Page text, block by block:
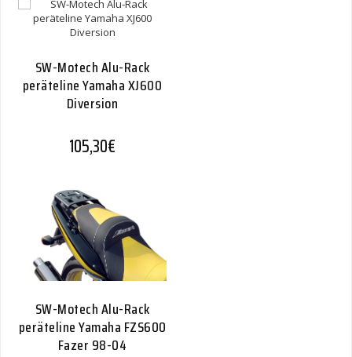
SW-Motech Alu-Rack
peräteline Yamaha XJ600
Diversion
105,30€
SW-Motech Alu-Rack
peräteline Yamaha FZS600
Fazer 98-04